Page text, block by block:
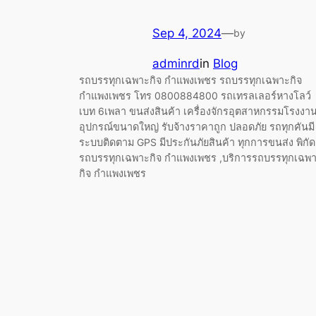
Sep 4, 2024—by
adminrdin Blog
รถบรรทุกเฉพาะกิจ กำแพงเพชร รถบรรทุกเฉพาะกิจ
กำแพงเพชร โทร 0800884800 รถเทรลเลอร์หางโลว์
เบท 6เพลา ขนส่งสินค้า เครื่องจักรอุตสาหกรรมโรงงา
อุปกรณ์ขนาดใหญ่ รับจ้างราคาถูก ปลอดภัย รถทุกคันมี
ระบบติดตาม GPS มีประกันภัยสินค้า ทุกการขนส่ง พิกัด
รถบรรทุกเฉพาะกิจ กำแพงเพชร ,บริการรถบรรทุกเฉพ
กิจ กำแพงเพชร